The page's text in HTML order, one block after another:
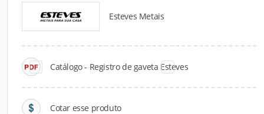
Esteves Metais
Catálogo - Registro de gaveta Esteves
Cotar esse produto
Catálogos para Download